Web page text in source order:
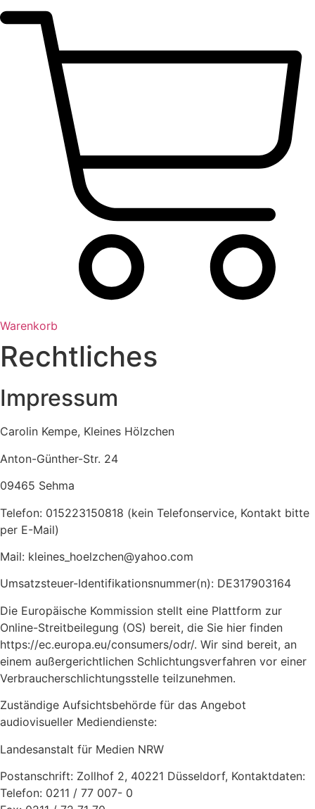
Warenkorb
Rechtliches
Impressum
Carolin Kempe, Kleines Hölzchen
Anton-Günther-Str. 24
09465 Sehma
Telefon: 015223150818 (kein Telefonservice, Kontakt bitte
per E-Mail)
Mail: kleines_hoelzchen@yahoo.com
Umsatzsteuer-Identifikationsnummer(n): DE317903164
Die Europäische Kommission stellt eine Plattform zur
Online-Streitbeilegung (OS) bereit, die Sie hier finden
https://ec.europa.eu/consumers/odr/. Wir sind bereit, an
einem außergerichtlichen Schlichtungsverfahren vor einer
Verbraucherschlichtungsstelle teilzunehmen.
Zuständige Aufsichtsbehörde für das Angebot
audiovisueller Mediendienste:
Landesanstalt für Medien NRW
Postanschrift: Zollhof 2, 40221 Düsseldorf, Kontaktdaten:
Telefon: 0211 / 77 007- 0